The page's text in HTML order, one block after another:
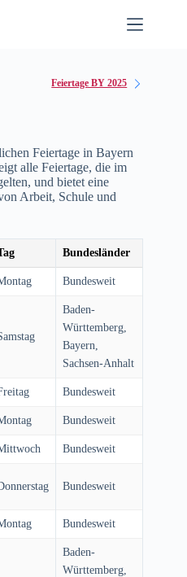
Feiertage BY 2025
Feiertage in Bayern
alle Feiertage, die im
und bietet eine
Arbeit, Schule und
Bundesländer
Bundesweit
Baden-
Württemberg,
Bayern,
Sachsen-Anhalt
Bundesweit
Bundesweit
Bundesweit
Bundesweit
Bundesweit
Baden-
Württemberg,